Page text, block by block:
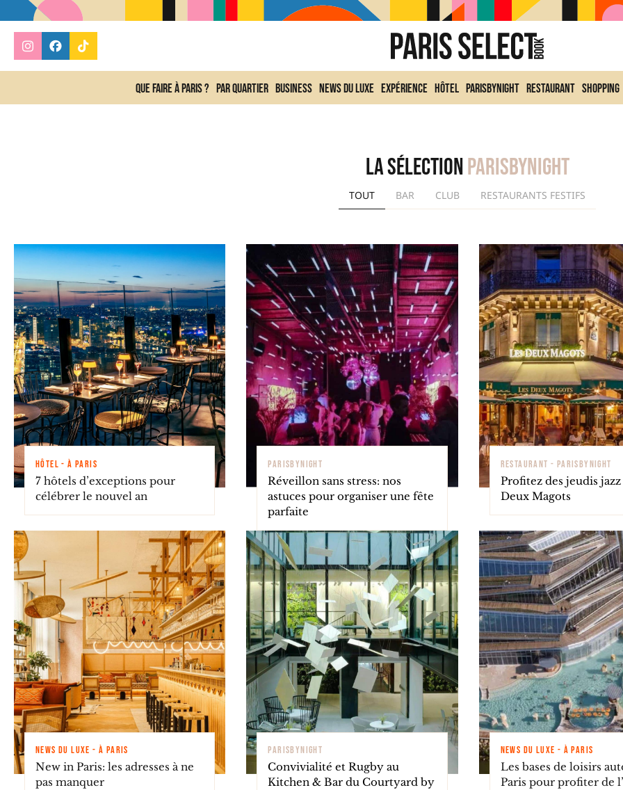
Que faire à Paris ? Par quartier Business News du Luxe Expérience Hôtel ParisByNight Restaurant Shopping
La sélectionParisByNight
TOUT BAR CLUB RESTAURANTS FESTIFS
HÔTEL - À PARIS
7 hôtels d’exceptions pour
célébrer le nouvel an
PARISBYNIGHT
Réveillon sans stress: nos
astuces pour organiser une fête
parfaite
RESTAURANT - PARISBYNIGHT
Profitez des jeudis jazz
Deux Magots
NEWS DU LUXE - À PARIS
New in Paris: les adresses à ne
pas manquer
PARISBYNIGHT
Convivialité et Rugby au
Kitchen & Bar du Courtyard by
NEWS DU LUXE - À PARIS
Les bases de loisirs
Paris pour profiter de